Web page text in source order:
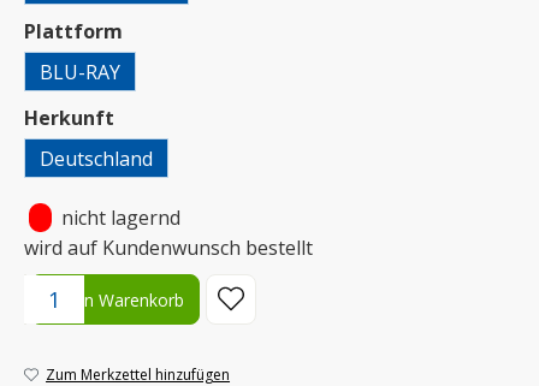
Plattform
BLU-RAY
Herkunft
Deutschland
nicht lagernd
wird auf Kundenwunsch bestellt
Produkt Anzahl: Gib den gewünschten Wert ein oder benutze
In den Warenkorb
Zum Merkzettel hinzufügen